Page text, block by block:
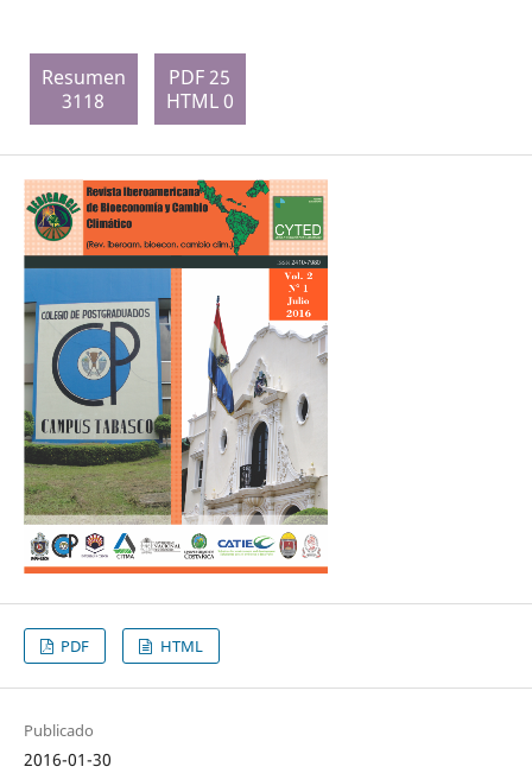
Resumen
3118
PDF 25
HTML 0
PDF HTML
Publicado
2016-01-30